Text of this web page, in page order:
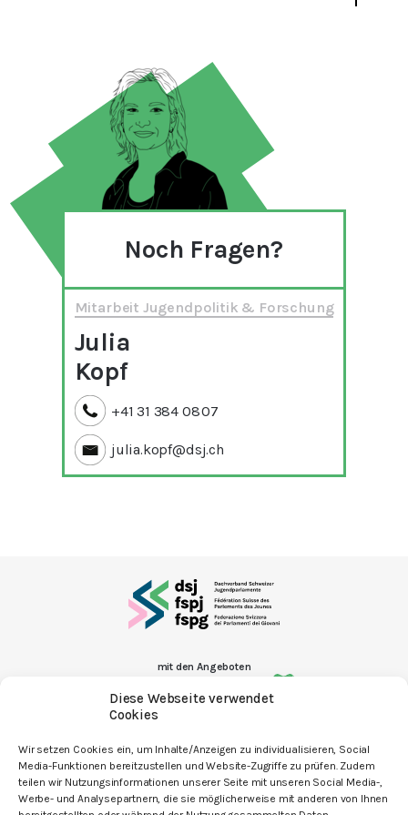
Diese Webseite verwendet
Cookies
Wir setzen Cookies ein, um Inhalte/Anzeigen zu individualisieren, Social
Media-Funktionen bereitzustellen und Website-Zugriffe zu prüfen. Zudem
teilen wir Nutzungsinformationen unserer Seite mit unseren Social Media-,
Werbe- und Analysepartnern, die sie möglicherweise mit anderen von Ihnen
Noch Fragen?
Mitarbeit Jugendpolitik & Forschung
Julia
Kopf
+41 31 384 08 07
julia.kopf@dsj.ch
mit den Angeboten
Kontakt
Newsletter